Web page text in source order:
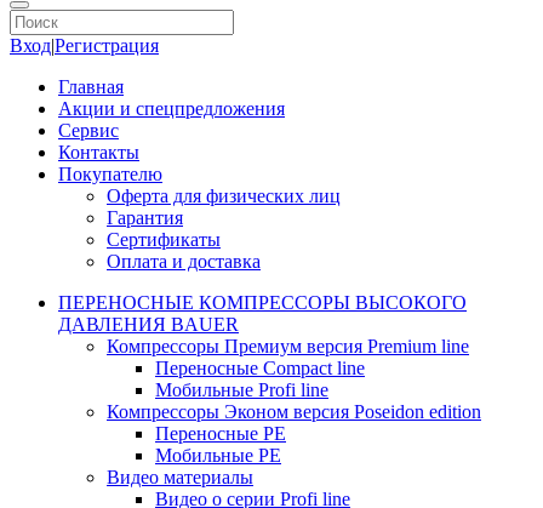
Вход|Регистрация
Главная
Акции и спецпредложения
Сервис
Контакты
Покупателю
Оферта для физических лиц
Гарантия
Сертификаты
Оплата и доставка
ПЕРЕНОСНЫЕ КОМПРЕССОРЫ ВЫСОКОГО
ДАВЛЕНИЯ BAUER
Компрессоры Премиум версия Premium line
Переносные Compact line
Мобильные Profi line
Компрессоры Эконом версия Poseidon edition
Переносные PE
Мобильные PE
Видео материалы
Видео о серии Profi line